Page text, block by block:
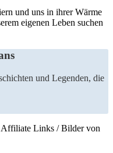
und uns⁤ in ‌ihrer ⁢Wärme
eigenen Leben ⁤suchen
und‍ Legenden, die
Affiliate Links / Bilder von